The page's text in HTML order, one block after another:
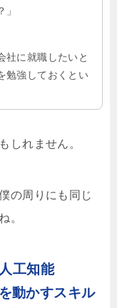
社に就職したいと
勉強しておくとい
しれません。
の周りにも同じ
。
人工知能
動かすスキル